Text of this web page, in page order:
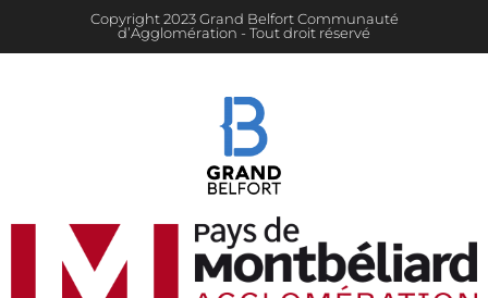
Copyright 2023 Grand Belfort Communauté
d’Agglomération - Tout droit réservé